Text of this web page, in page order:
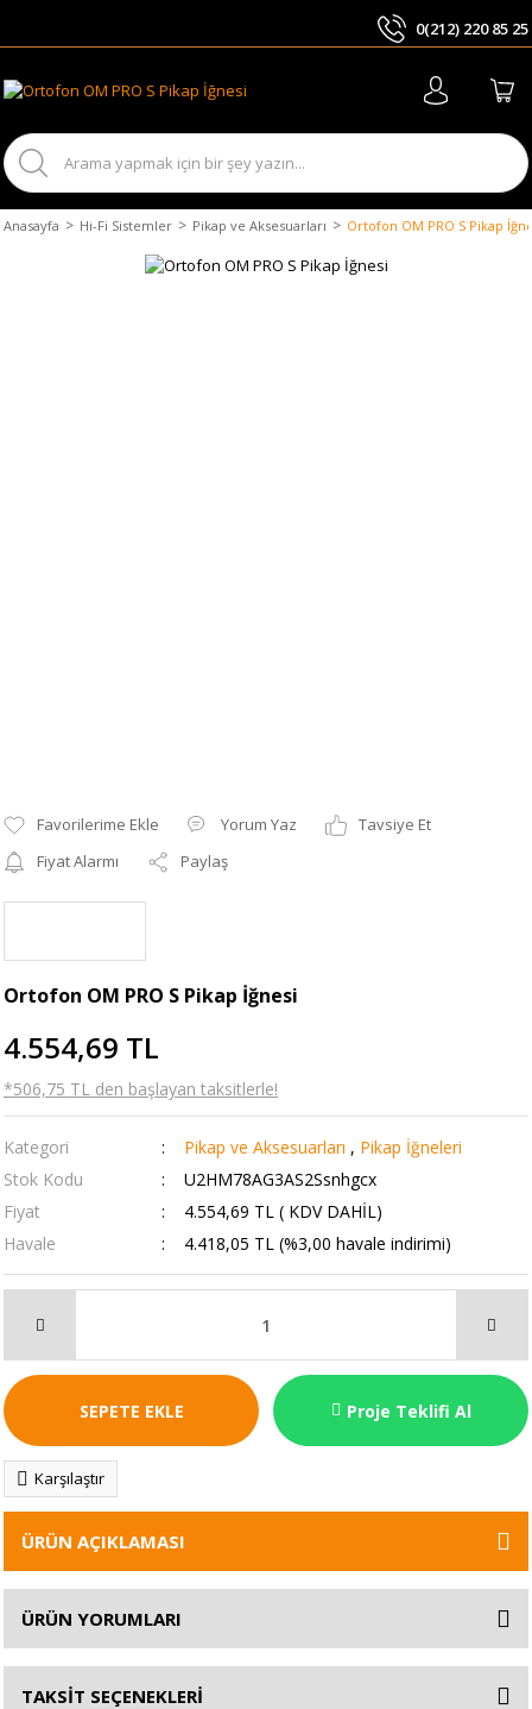
0(212) 220 85 25
Anasayfa Hi-Fi Sistemler Pikap ve Aksesuarları Ortofon OM PRO S Pikap
Yorum Yaz
Tavsiye Et
Fiyat Alarmı
Paylaş
Ortofon OM PRO S Pikap İğnesi
4.554,69 TL
*506,75 TL den başlayan taksitlerle!
Kategori Pikap ve Aksesuarları , Pikap İğneleri
Stok Kodu
U2HM78AG3AS2Ssnhgcx
Fiyat
4.554,69 TL ( KDV DAHİL)
Havale
4.418,05 TL (%3,00 havale indirimi)
SEPETE EKLE Proje Teklifi Al
Karşılaştır
ÜRÜN AÇIKLAMASI
ÜRÜN YORUMLARI
TAKSİT SEÇENEKLERİ